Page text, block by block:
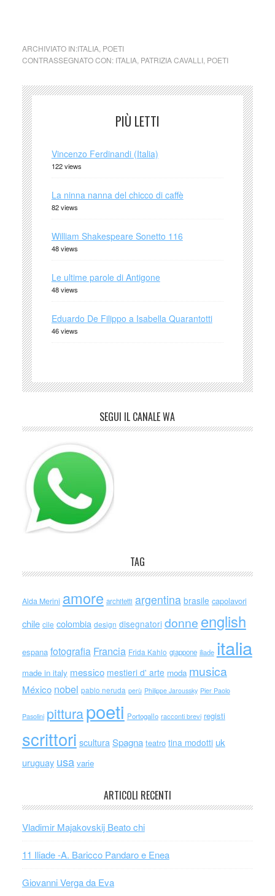
ARCHIVIATO IN:ITALIA, POETI
CONTRASSEGNATO CON: ITALIA, PATRIZIA CAVALLI, POETI
PIÙ LETTI
Vincenzo Ferdinandi (Italia)
122 views
La ninna nanna del chicco di caffè
82 views
William Shakespeare Sonetto 116
48 views
Le ultime parole di Antigone
48 views
Eduardo De Filippo a Isabella Quarantotti
46 views
SEGUI IL CANALE WA
TAG
Alda Merini amore architetti argentina brasile capolavori
chile cile colombia design disegnatori donne english
espana fotografia Francia Frida Kahlo giappone iliade italia
made in italy messico mestieri d' arte moda musica
México nobel pablo neruda perù Philippe Jaroussky Pier Paolo
Pasolini pitturapoeti Portogallo racconti brevi registi
scrittori scultura Spagna teatro tina modotti uk
uruguay usa varie
ARTICOLI RECENTI
Vladimir Majakovskij Beato chi
11 Iliade -A. Baricco Pandaro e Enea
Giovanni Verga da Eva